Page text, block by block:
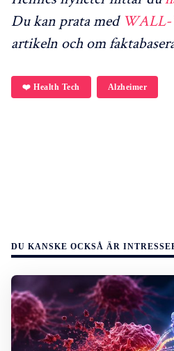
Du kan prata med WALL-
artikeln och om
❤️ Health Tech Alzheimer
DU KANSKE OCKSÅ ÄR